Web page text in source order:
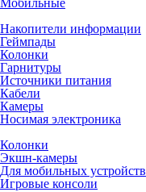
Мобильные
Накопители информации
Геймпады
Колонки
Гарнитуры
Источники питания
Кабели
Камеры
Носимая электроника
Колонки
Экшн-камеры
Для мобильных устройств
Игровые консоли